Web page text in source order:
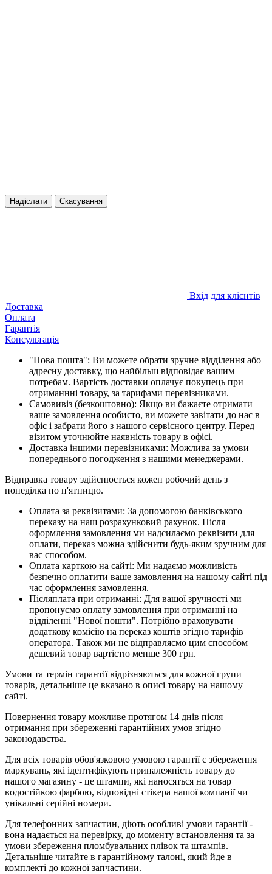
Надіслати Скасування
Вхід для клієнтів
Доставка
Оплата
Гарантія
Консультація
"Нова пошта": Ви можете обрати зручне відділення або
адресну доставку, що найбільш відповідає вашим
потребам. Вартість доставки оплачує покупець при
отриманнні товару, за тарифами перевізниками.
Самовивіз (безкоштовно): Якщо ви бажаєте отримати
ваше замовлення особисто, ви можете завітати до нас в
офіс і забрати його з нашого сервісного центру. Перед
візитом уточнюйте наявність товару в офісі.
Доставка іншими перевізниками: Можлива за умови
попереднього погодження з нашими менеджерами.
Відправка товару здійснюється кожен робочий день з
понеділка по п'ятницю.
Оплата за реквізитами: За допомогою банківського
переказу на наш розрахунковий рахунок. Після
оформлення замовлення ми надсилаємо реквізити для
оплати, переказ можна здійснити будь-яким зручним для
вас способом.
Оплата карткою на сайті: Ми надаємо можливість
безпечно оплатити ваше замовлення на нашому сайті під
час оформлення замовлення.
Післяплата при отриманні: Для вашої зручності ми
пропонуємо оплату замовлення при отриманні на
відділенні "Нової пошти". Потрібно враховувати
додаткову комісію на переказ коштів згідно тарифів
оператора. Також ми не відправляємо цим способом
дешевий товар вартістю менше 300 грн.
Умови та термін гарантії відрізняються для кожної групи
товарів, детальніше це вказано в описі товару на нашому
сайті.
Повернення товару можливе протягом 14 днів після
отримання при збереженні гарантійних умов згідно
законодавства.
Для всіх товарів обов'язковою умовою гарантії є збереження
маркувань, які ідентифікують приналежність товару до
нашого магазину - це штампи, які наносяться на товар
водостійкою фарбою, відповідні стікера нашої компанії чи
унікальні серійні номери.
Для телефонних запчастин, діють особливі умови гарантії -
вона надається на перевірку, до моменту встановлення та за
умови збереження пломбувальних плівок та штампів.
Детальніше читайте в гарантійному талоні, який йде в
комплекті до кожної запчастини.